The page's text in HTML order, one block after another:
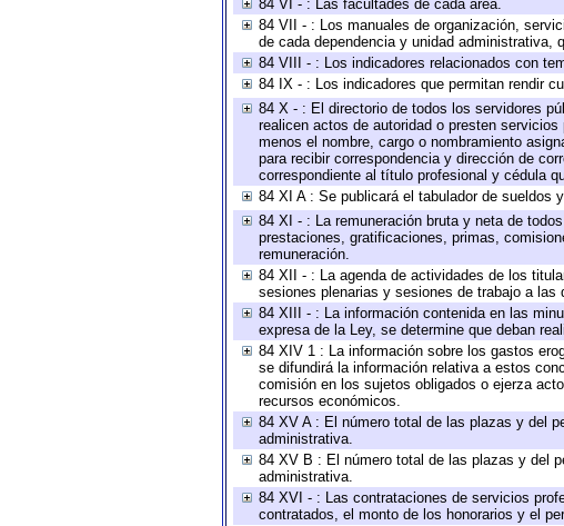
84 VI - : Las facultades de cada área.
84 VII - : Los manuales de organización,
de cada dependencia y unidad administrativa,
84 VIII - : Los indicadores relacionados con
84 IX - : Los indicadores que permitan rendir
84 X - : El directorio de todos los servidores
realicen actos de autoridad o presten
menos el nombre, cargo o nombramiento
para recibir correspondencia y dirección de
correspondiente al título profesional y cédula
84 XI A : Se publicará el tabulador de sueldos
84 XI - : La remuneración bruta y neta de
prestaciones, gratificaciones, primas,
remuneración.
84 XII - : La agenda de actividades de los
sesiones plenarias y sesiones de trabajo a las
84 XIII - : La información contenida en las
expresa de la Ley, se determine que deban
84 XIV 1 : La información sobre los gastos
se difundirá la información relativa a estos
comisión en los sujetos obligados o ejerza
recursos económicos.
84 XV A : El número total de las plazas y del
administrativa.
84 XV B : El número total de las plazas y del
administrativa.
84 XVI - : Las contrataciones de servicios
contratados, el monto de los honorarios y el